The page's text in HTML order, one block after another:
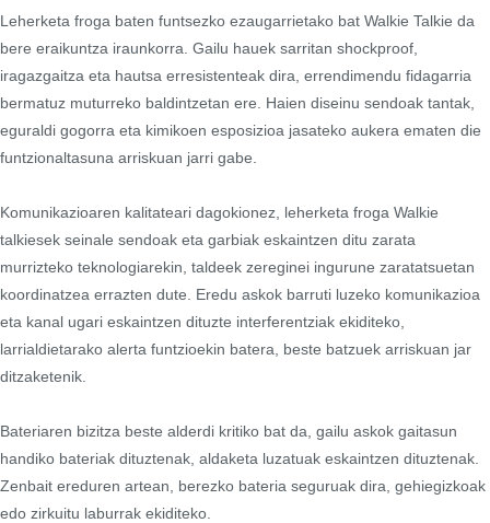
Leherketa froga baten funtsezko ezaugarrietako bat Walkie Talkie da
bere eraikuntza iraunkorra. Gailu hauek sarritan shockproof,
iragazgaitza eta hautsa erresistenteak dira, errendimendu fidagarria
bermatuz muturreko baldintzetan ere. Haien diseinu sendoak tantak,
eguraldi gogorra eta kimikoen esposizioa jasateko aukera ematen die
funtzionaltasuna arriskuan jarri gabe.
Komunikazioaren kalitateari dagokionez, leherketa froga Walkie
talkiesek seinale sendoak eta garbiak eskaintzen ditu zarata
murrizteko teknologiarekin, taldeek zereginei ingurune zaratatsuetan
koordinatzea errazten dute. Eredu askok barruti luzeko komunikazioa
eta kanal ugari eskaintzen dituzte interferentziak ekiditeko,
larrialdietarako alerta funtzioekin batera, beste batzuek arriskuan jar
ditzaketenik.
Bateriaren bizitza beste alderdi kritiko bat da, gailu askok gaitasun
handiko bateriak dituztenak, aldaketa luzatuak eskaintzen dituztenak.
Zenbait ereduren artean, berezko bateria seguruak dira, gehiegizkoak
edo zirkuitu laburrak ekiditeko.